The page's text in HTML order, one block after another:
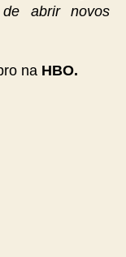
abrir novos
na HBO.